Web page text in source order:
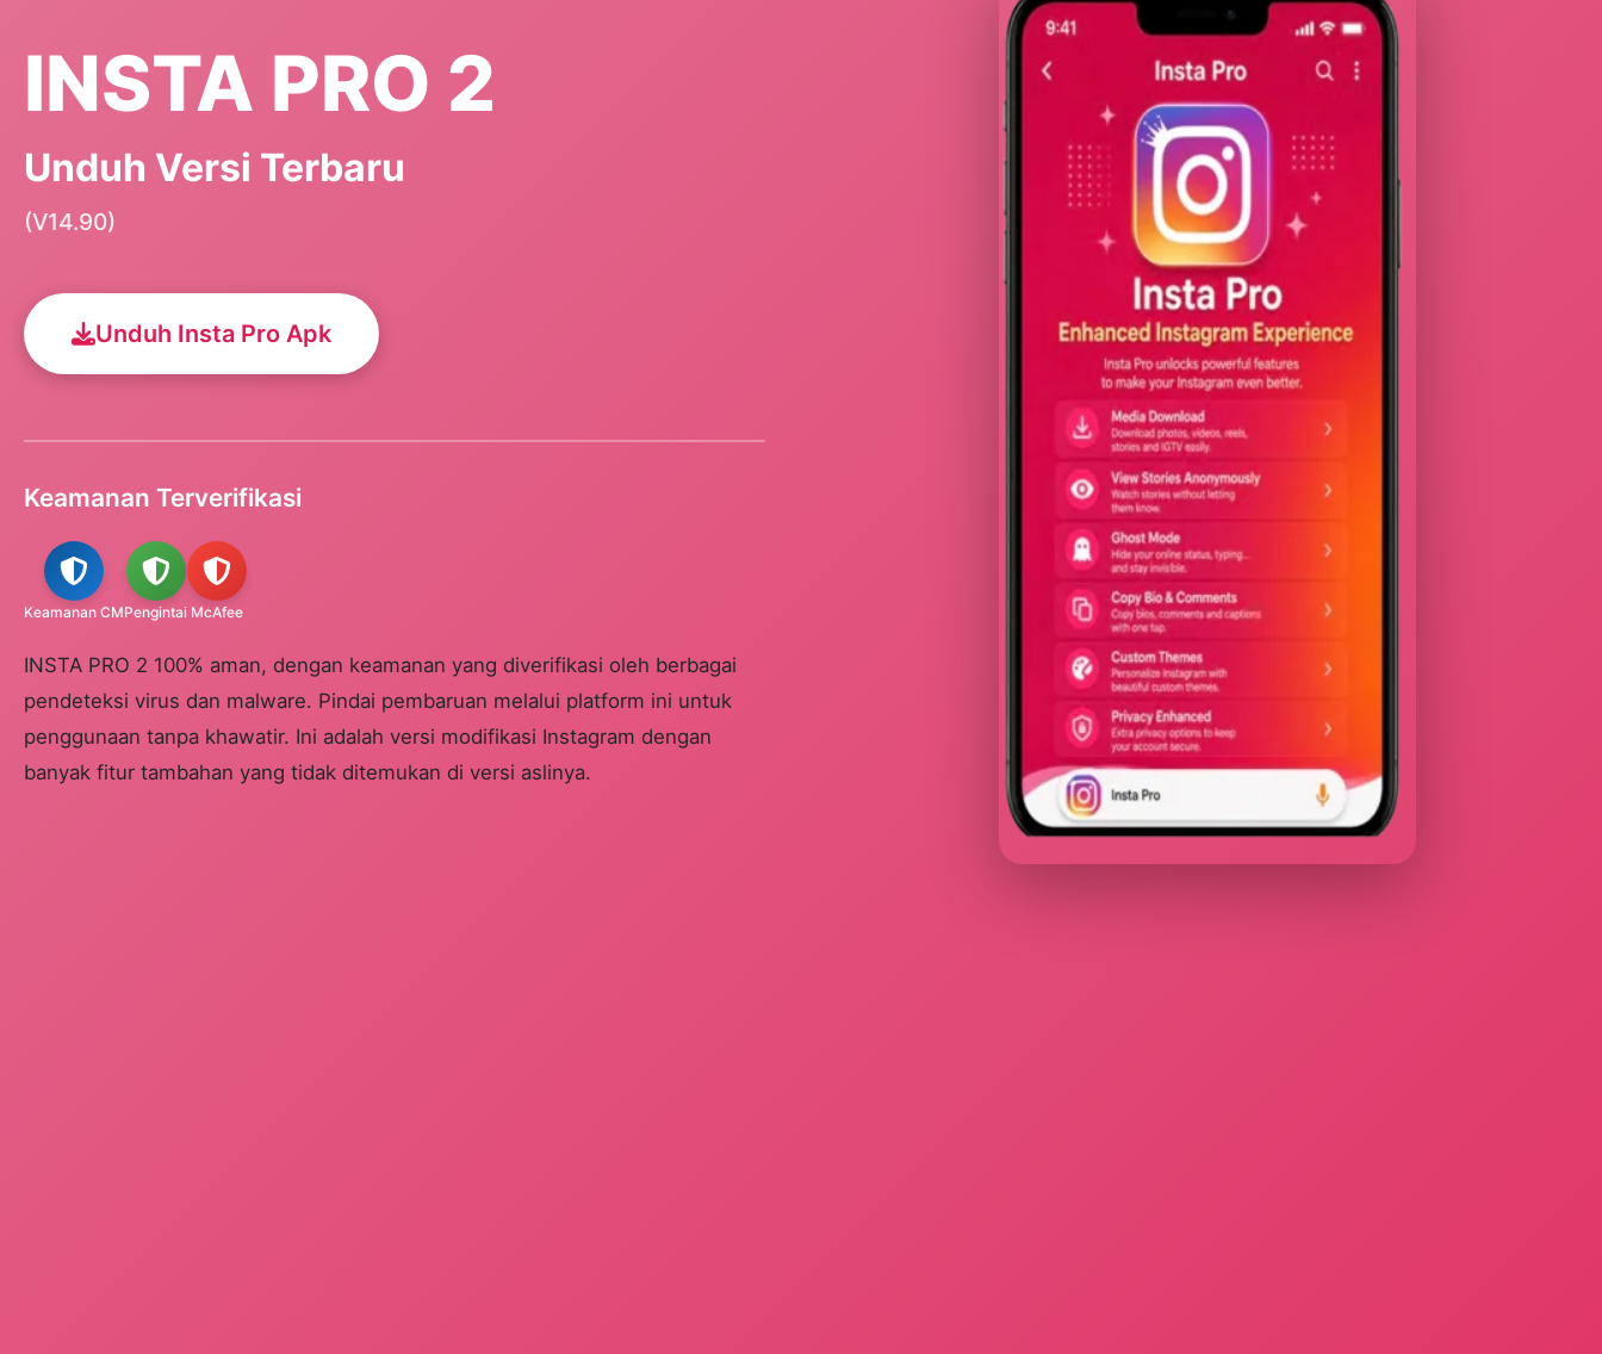
INSTA PRO 2
Unduh Versi Terbaru
(V14.90)
Unduh Insta Pro Apk
Keamanan Terverifikasi
Keamanan CMPengintai McAfee
INSTA PRO 2 100% aman, dengan keamanan yang diverifikasi oleh berbagai
pendeteksi virus dan malware. Pindai pembaruan melalui platform ini untuk
penggunaan tanpa khawatir. Ini adalah versi modifikasi Instagram dengan
banyak fitur tambahan yang tidak ditemukan di versi aslinya.